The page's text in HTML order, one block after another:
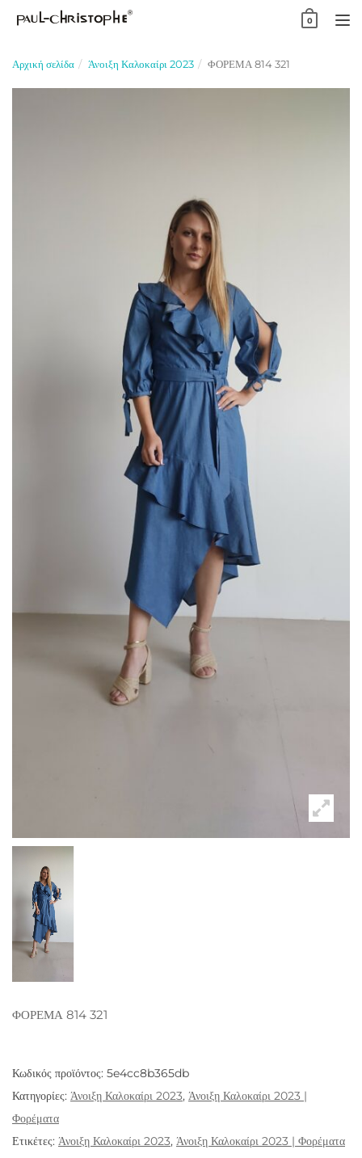
0
Αρχική σελίδα Άνοιξη Καλοκαίρι 2023 ΦΟΡΕΜΑ 814 321
ΦΟΡΕΜΑ 814 321
Κωδικός προϊόντος: 5e4cc8b365db
Κατηγορίες: Άνοιξη Καλοκαίρι 2023, Άνοιξη Καλοκαίρι 2023 |
Φορέματα
Ετικέτες: Άνοιξη Καλοκαίρι 2023, Άνοιξη Καλοκαίρι 2023 | Φορέματα